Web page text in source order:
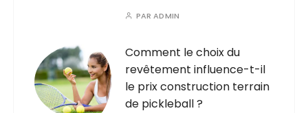
PARADMIN
Comment le choix du
revêtement influence-t-il
le prix construction terrain
de pickleball ?